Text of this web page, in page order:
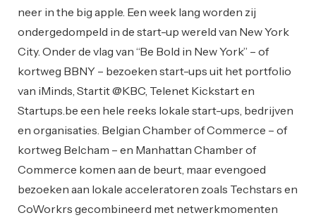
neer in the big apple. Een week lang worden zij
ondergedompeld in de start-up wereld van New York
City. Onder de vlag van “Be Bold in New York” – of
kortweg BBNY – bezoeken start-ups uit het portfolio
van iMinds, Startit @KBC, Telenet Kickstart en
Startups.be een hele reeks lokale start-ups, bedrijven
en organisaties. Belgian Chamber of Commerce – of
kortweg Belcham – en Manhattan Chamber of
Commerce komen aan de beurt, maar evengoed
bezoeken aan lokale acceleratoren zoals Techstars en
CoWorkrs gecombineerd met netwerkmomenten